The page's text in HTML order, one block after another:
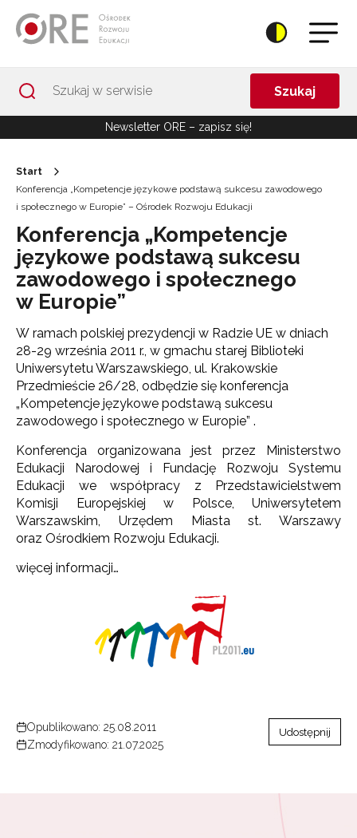
Szukaj
Newsletter ORE – zapisz się!
Start
Konferencja „Kompetencje językowe podstawą sukcesu zawodowego
i społecznego w Europie” – Ośrodek Rozwoju Edukacji
Konferencja „Kompetencje
językowe podstawą sukcesu
zawodowego i społecznego
w Europie”
W ramach polskiej prezydencji w Radzie UE w dniach
28-29 września 2011 r., w gmachu starej Biblioteki
Uniwersytetu Warszawskiego, ul. Krakowskie
Przedmieście 26/28, odbędzie się konferencja
„Kompetencje językowe podstawą sukcesu
zawodowego i społecznego w Europie” .
Konferencja organizowana jest przez Ministerstwo
Edukacji Narodowej i Fundację Rozwoju Systemu
Edukacji we współpracy z Przedstawicielstwem
Komisji Europejskiej w Polsce, Uniwersytetem
Warszawskim, Urzędem Miasta st. Warszawy
oraz Ośrodkiem Rozwoju Edukacji.
więcej informacji…
Opublikowano: 25.08.2011
Zmodyfikowano: 21.07.2025
Udostępnij